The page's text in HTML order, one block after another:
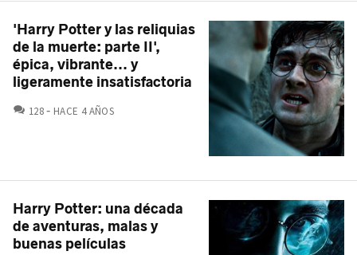
'Harry Potter y las reliquias
de la muerte: parte II',
épica, vibrante... y
ligeramente insatisfactoria
128COMENTARIOS
HACE 4 AÑOS
Harry Potter: una década
de aventuras, malas y
buenas películas